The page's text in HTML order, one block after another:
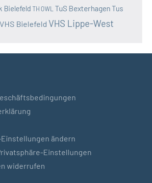
Bielefeld TH OWL TuS BexterhagenTus
VHS Bielefeld VHS Lippe-West
ändern
Einstellungen
widerrufen